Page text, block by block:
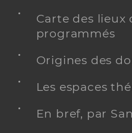
Carte des lieux
programmés
Origines des
Les espaces
En bref, par